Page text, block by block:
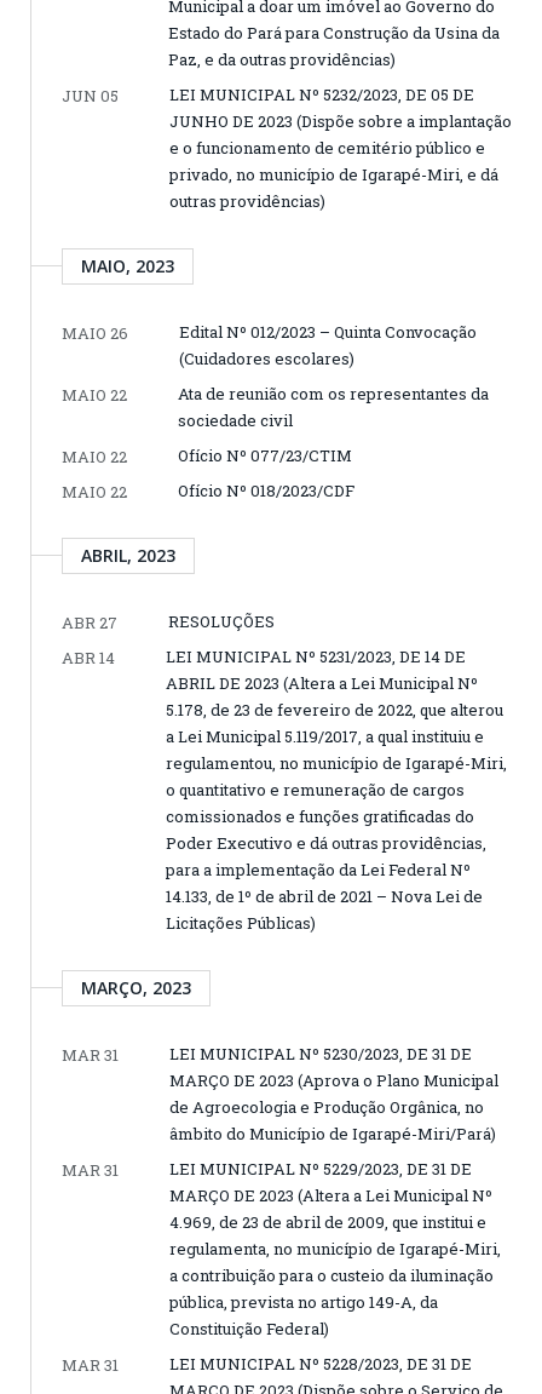
Municipal a doar um imóvel ao Governo do
Estado do Pará para Construção da Usina da
Paz, e da outras providências)
JUN 05
LEI MUNICIPAL Nº 5232/2023, DE 05 DE
JUNHO DE 2023 (Dispõe sobre a implantação
e o funcionamento de cemitério público e
privado, no município de Igarapé-Miri, e dá
outras providências)
MAIO, 2023
MAIO 26
Edital Nº 012/2023 – Quinta Convocação
(Cuidadores escolares)
MAIO 22
Ata de reunião com os representantes da
sociedade civil
MAIO 22
Ofício Nº 077/23/CTIM
MAIO 22
Ofício Nº 018/2023/CDF
ABRIL, 2023
ABR 27
RESOLUÇÕES
ABR 14
LEI MUNICIPAL Nº 5231/2023, DE 14 DE
ABRIL DE 2023 (Altera a Lei Municipal Nº
5.178, de 23 de fevereiro de 2022, que alterou
a Lei Municipal 5.119/2017, a qual instituiu e
regulamentou, no município de Igarapé-Miri,
o quantitativo e remuneração de cargos
comissionados e funções gratificadas do
Poder Executivo e dá outras providências,
para a implementação da Lei Federal Nº
14.133, de 1º de abril de 2021 – Nova Lei de
Licitações Públicas)
MARÇO, 2023
MAR 31
LEI MUNICIPAL Nº 5230/2023, DE 31 DE
MARÇO DE 2023 (Aprova o Plano Municipal
de Agroecologia e Produção Orgânica, no
âmbito do Município de Igarapé-Miri/Pará)
MAR 31
LEI MUNICIPAL Nº 5229/2023, DE 31 DE
MARÇO DE 2023 (Altera a Lei Municipal Nº
4.969, de 23 de abril de 2009, que institui e
regulamenta, no município de Igarapé-Miri,
a contribuição para o custeio da iluminação
pública, prevista no artigo 149-A, da
Constituição Federal)
MAR 31
LEI MUNICIPAL Nº 5228/2023, DE 31 DE